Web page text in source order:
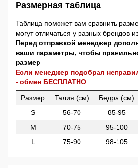
Размерная таблица
Таблица поможет вам сравнить
могут отличаться у разных брендов
Перед отправкой менеджер
ваши параметры, чтобы
размер
Если менеджер подобрал
- обмен БЕСПЛАТНО
Размер Талия (см) Бедра (см)
S
56-70 85-95
M
70-75 95-100
L
75-90 98-105